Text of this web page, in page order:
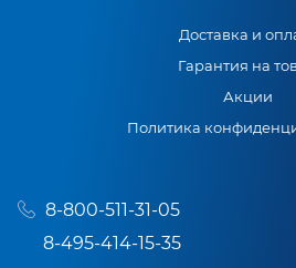
Доставка и
Гарантия на
Акции
Политика
8-800-511-31-05
8-495-414-15-35